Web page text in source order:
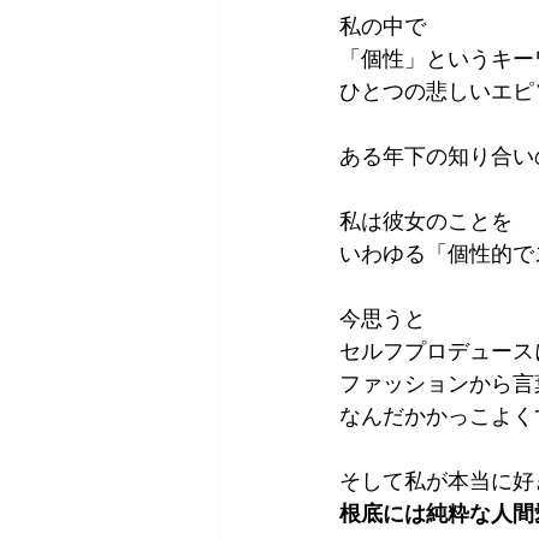
私の中で
「個性」というキ
ひとつの悲しいエ
ある年下の知り合
私は彼女のことを
いわゆる「個性的
今思うと
セルフプロデュー
ファッションから
なんだかかっこよ
そして私が本当に
根底には純粋な人